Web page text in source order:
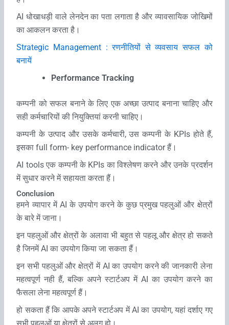
AI धोखाधड़ी वाले लेनदेन का पता लगाता है और व्यावसायिक जोखिमों
का आकलन करता है।
Strategic Management : रणनीतियों से व्‍यवसाय सफल को
बनायें
Performance Tracking
कम्‍पनी को सफल बनाने के लिए एक अच्‍छा उत्‍पाद बनाना चाहिए और
सही कर्मचारियों की नियुक्तियां करनी चाहिए।
कम्‍पनी के उत्‍पाद और उसके कर्मचारी, उस कम्‍पनी के KPIs होते हैं,
इसका full form- key performance indicator हैं।
AI tools एक कम्‍पनी के KPIs का विश्‍लेषण करने और उनके प्रदर्शन
में सुधार करने में सहायता करता हैं।
Conclusion
हमने व्‍यापार में AI के उपयोग करने के कुछ प्रमुख पहलुओं और क्षेत्रों
के बारे में जाना।
इन पहलुओं और क्षेत्रों के अलावा भी बहुत से पहलू और क्षेत्र हो सकते
है जिनमें AI का उपयोग किया जा सकता हैं।
इन सभी पहलुओं और क्षेत्रों में AI का उपयोग करने की जानकारी लेना
महत्‍वपूर्ण नही हैं, बल्कि अपने स्‍टार्टअप में AI का उपयोग करने का
फैसला लेना महत्‍वपूर्ण हैं।
हो सकता हैं कि आपके अपने स्‍टार्टअप में AI का उपयोग, यहां दर्शाए गए